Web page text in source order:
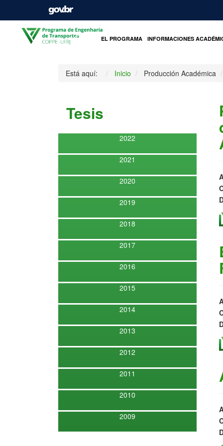
INICIO
EL PROGRAMA
INFORMACIONES
Está aquí: Inicio Producción Académica
Tesis
2022
2021
2020
2019
2018
2017
2016
2015
2014
2013
2012
2011
2010
2009